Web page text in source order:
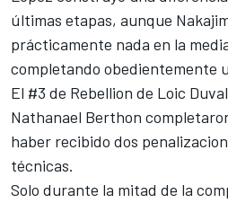
últimas etapas, aunque
prácticamente nada en la
completando obedientemente
El #3 de Rebellion de Loic
Nathanael Berthon
haber recibido dos
técnicas.
Solo durante la mitad de la